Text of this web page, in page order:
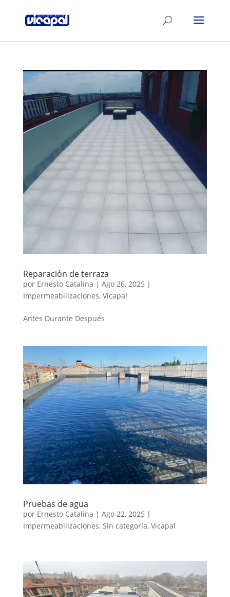
Reparación de terraza
por Ernesto Catalina | Ago 26, 2025 |
Impermeabilizaciones, Vicapal
Antes Durante Después
Pruebas de agua
por Ernesto Catalina | Ago 22, 2025 |
Impermeabilizaciones, Sin categoría, Vicapal